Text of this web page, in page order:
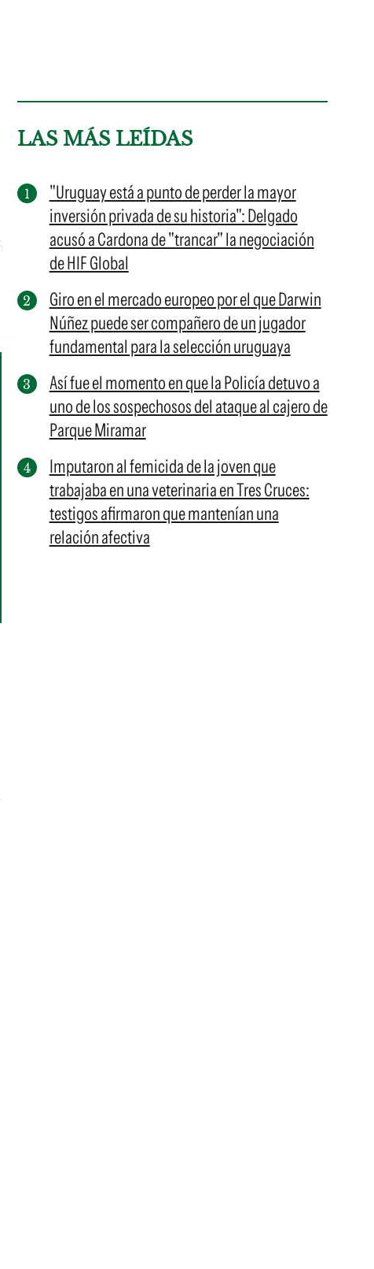
LAS MÁS LEÍDAS
"Uruguay está a punto de perder la mayor
inversión privada de su historia": Delgado
acusó a Cardona de "trancar" la negociación
de HIF Global
Giro en el mercado europeo por el que Darwin
Núñez puede ser compañero de un jugador
fundamental para la selección uruguaya
Así fue el momento en que la Policía detuvo a
uno de los sospechosos del ataque al cajero de
Parque Miramar
Imputaron al femicida de la joven que
trabajaba en una veterinaria en Tres Cruces:
testigos afirmaron que mantenían una
relación afectiva